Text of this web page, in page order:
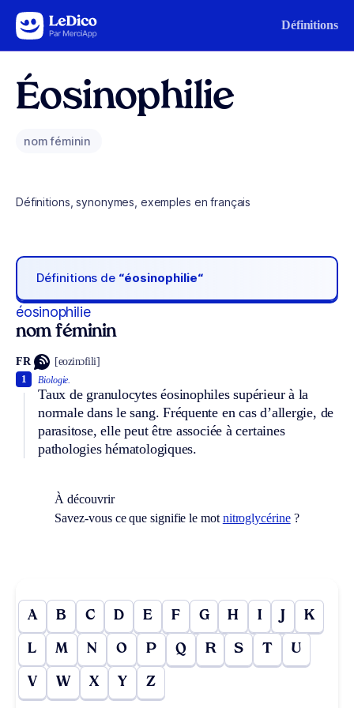
Aller au contenu Définitions
Éosinophilie
nom féminin
Définitions, synonymes, exemples en français
Définitions de “éosinophilie“
éosinophilie
nom féminin
FR [eozinɔfili]
Biologie.
Taux de granulocytes éosinophiles supérieur à la
normale dans le sang. Fréquente en cas d’allergie, de
parasitose, elle peut être associée à certaines
pathologies hématologiques.
1
À découvrir
Savez-vous ce que signifie le mot nitroglycérine?
A B C D E F G H I J K
L M N O P Q R S T U
V W X Y Z